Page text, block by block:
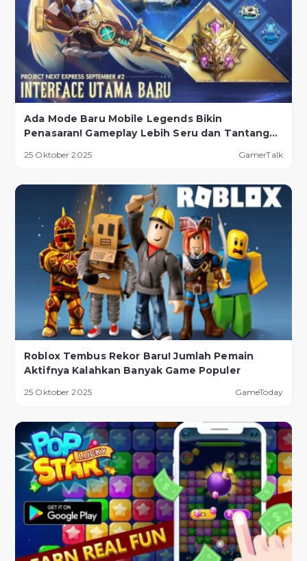
Ada Mode Baru Mobile Legends Bikin
Penasaran! Gameplay Lebih Seru dan Tantangan
25 Oktober 2025 GamerTalk
Roblox Tembus Rekor Baru! Jumlah Pemain
Aktifnya Kalahkan Banyak Game Populer
25 Oktober 2025 GameToday